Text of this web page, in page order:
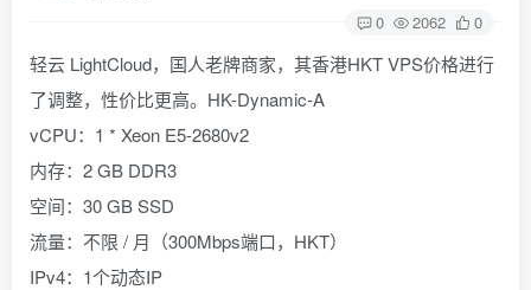
0 2062 0
轻云 LightCloud，国人老牌商家，其香港HKT VPS价格进行
了调整，性价比更高。HK-Dynamic-A
vCPU：1 * Xeon E5-2680v2
内存：2 GB DDR3
空间：30 GB SSD
流量：不限 / 月（300Mbps端口，HKT）
IPv4：1个动态IP